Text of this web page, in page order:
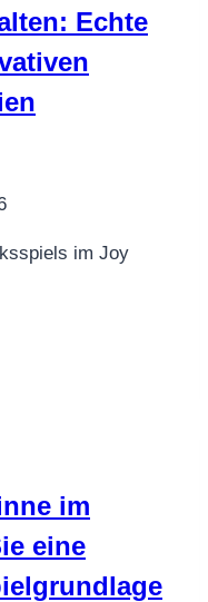
Echte
im Joy
im
eine